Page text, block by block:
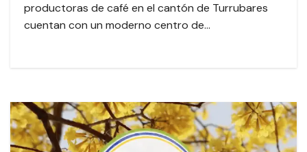
productoras de café en el cantón de Turrubares
cuentan con un moderno centro de…